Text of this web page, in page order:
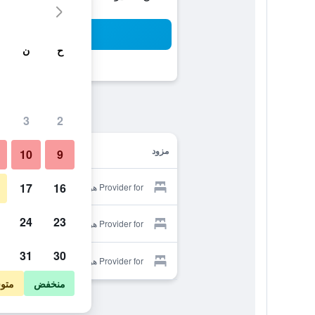
مزود
Provider for هوستال أريز
Provider for هوستال أريز
Provider for هوستال أريز
ح ن
2
3
9
10
16
17
23
24
30
31
منخفض